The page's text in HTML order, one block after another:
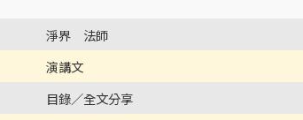
淨界 法師
演講文
目錄／全文分享